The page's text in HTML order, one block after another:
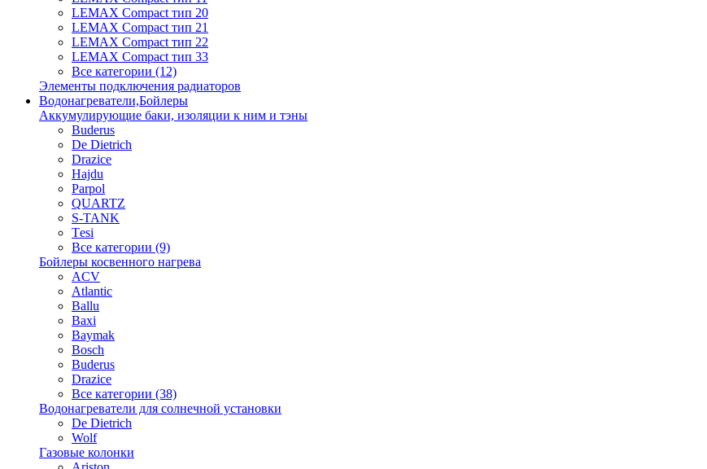
LEMAX Compact тип 20
LEMAX Compact тип 21
LEMAX Compact тип 22
LEMAX Compact тип 33
Все категории (12)
Элементы подключения радиаторов
Водонагреватели,Бойлеры
Аккумулирующие баки, изоляции к ним и тэны
Buderus
De Dietrich
Drazice
Hajdu
Parpol
QUARTZ
S-TANK
Tеsi
Все категории (9)
Бойлеры косвенного нагрева
ACV
Atlantic
Ballu
Baxi
Baymak
Bosch
Buderus
Drazice
Все категории (38)
Водонагреватели для солнечной установки
De Dietrich
Wolf
Газовые колонки